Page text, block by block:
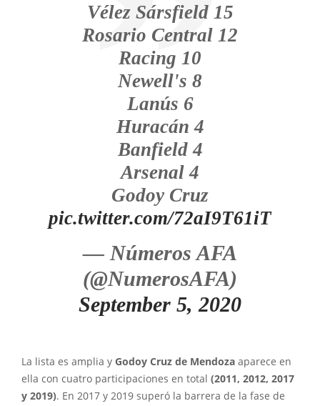
Vélez Sársfield 15
Rosario Central 12
Racing 10
Newell's 8
Lanús 6
Huracán 4
Banfield 4
Arsenal 4
Godoy Cruz
pic.twitter.com/72aI9T61iT
— Números AFA
(@NumerosAFA)
September 5, 2020
La lista es amplia y Godoy Cruz de Mendoza aparece en
ella con cuatro participaciones en total (2011, 2012, 2017
y 2019). En 2017 y 2019 superó la barrera de la fase de